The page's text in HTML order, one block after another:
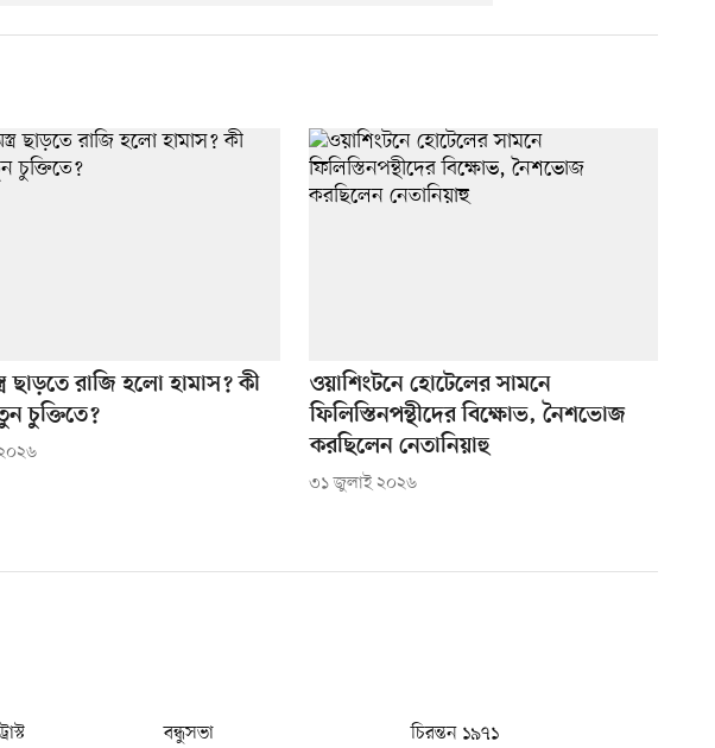
ছাড়তে রাজি হলো হামাস? কী
চুক্তিতে?
ওয়াশিংটনে হোটেলের সামনে
ফিলিস্তিনপন্থীদের বিক্ষোভ, নৈশভোজ
করছিলেন নেতানিয়াহু
৩১ জুলাই ২০২৬
বন্ধুসভা চিরন্তন ১৯৭১